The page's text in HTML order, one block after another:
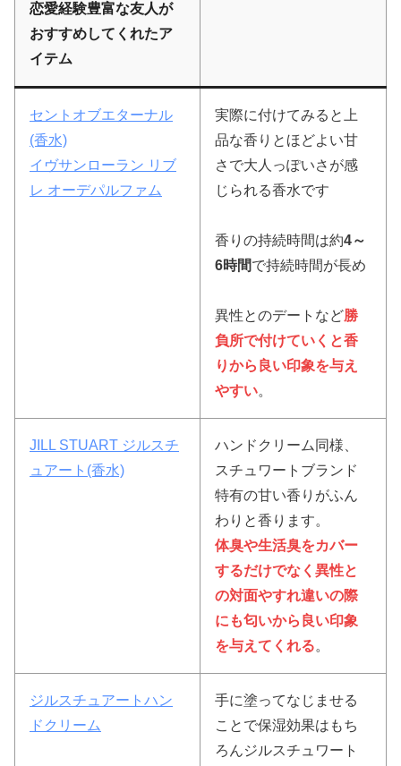
恋愛経験豊富な友人が
おすすめしてくれたア
イテム
セントオブエターナル
(香水)
イヴサンローラン リブ
レ オーデパルファム
実際に付けてみると上
品な香りとほどよい甘
さで大人っぽいさが感
じられる香水です
香りの持続時間は約4～
6時間で持続時間が長め
異性とのデートなど勝
負所で付けていくと香
りから良い印象を与え
やすい。
JILL STUART ジルスチ
ュアート(香水)
ハンドクリーム同様、
スチュワートブランド
特有の甘い香りがふん
わりと香ります。
体臭や生活臭をカバー
するだけでなく異性と
の対面やすれ違いの際
にも匂いから良い印象
を与えてくれる。
ジルスチュアートハン
ドクリーム
手に塗ってなじませる
ことで保湿効果はもち
ろんジルスチュワート